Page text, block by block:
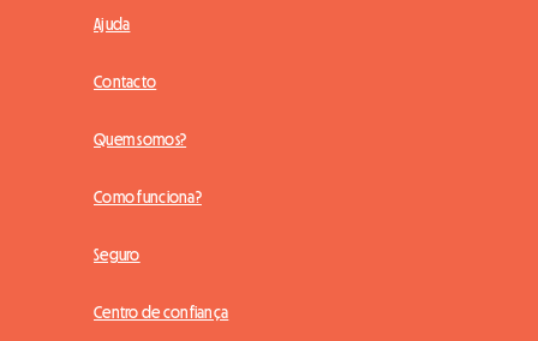
Ajuda
Contacto
Quem somos?
Como funciona?
Seguro
Centro de confiança